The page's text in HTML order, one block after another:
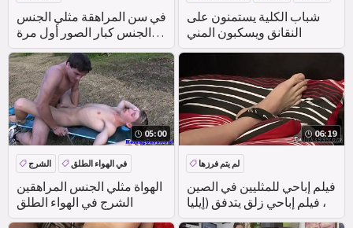
في سن المراهقة مثلي الجنس
الجنس كبار الصور أول مرة
كان يميل إلى أسفل و يلتهم
شباب الكلية يستمنون على
النقانق ويسكبون المني
05:00
الهواة مثلي الجنس المراهقين
الشرج في الهواء الطلق
الشرج
في الهواء الطلق
الهواة
المجموعة
06:19
فيلم إباحي للمثليين في الصين
، فيلم إباحي زلق يتدفق (إيليا
لم يتم فرزها